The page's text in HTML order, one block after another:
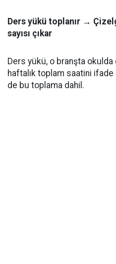
Ders yükü toplanır →
sayısı çıkar
Ders yükü, o branşta
haftalık toplam saatini
de bu toplama dahil.